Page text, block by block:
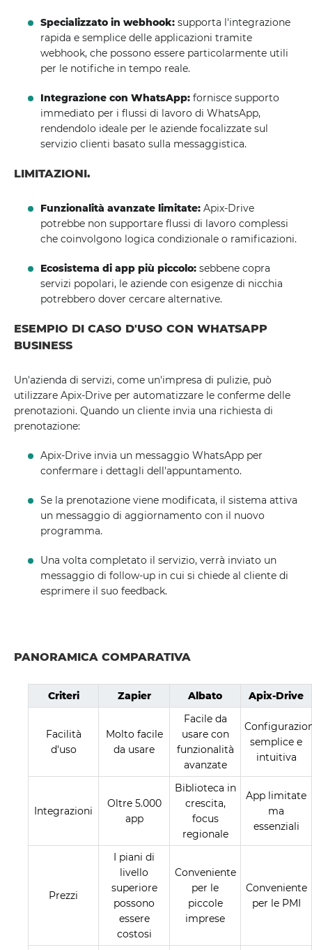
Specializzato in webhook: supporta l'integrazione
rapida e semplice delle applicazioni tramite
webhook, che possono essere particolarmente utili
per le notifiche in tempo reale.
Integrazione con WhatsApp: fornisce supporto
immediato per i flussi di lavoro di WhatsApp,
rendendolo ideale per le aziende focalizzate sul
servizio clienti basato sulla messaggistica.
LIMITAZIONI.
Funzionalità avanzate limitate: Apix-Drive
potrebbe non supportare flussi di lavoro complessi
che coinvolgono logica condizionale o ramificazioni.
Ecosistema di app più piccolo: sebbene copra
servizi popolari, le aziende con esigenze di nicchia
potrebbero dover cercare alternative.
ESEMPIO DI CASO D'USO CON WHATSAPP
BUSINESS
Un'azienda di servizi, come un'impresa di pulizie, può
utilizzare Apix-Drive per automatizzare le conferme delle
prenotazioni. Quando un cliente invia una richiesta di
prenotazione:
Apix-Drive invia un messaggio WhatsApp per
confermare i dettagli dell'appuntamento.
Se la prenotazione viene modificata, il sistema attiva
un messaggio di aggiornamento con il nuovo
programma.
Una volta completato il servizio, verrà inviato un
messaggio di follow-up in cui si chiede al cliente di
esprimere il suo feedback.
PANORAMICA COMPARATIVA
Criteri Zapier Albato Apix-Drive
Facilità
d'uso
Molto facile
da usare
Facile da
usare con
funzionalità
avanzate
semplice e
intuitiva
Integrazioni
Oltre 5.000
app
Biblioteca in
crescita,
focus
regionale
App limitate
ma
essenziali
Prezzi
I piani di
livello
superiore
possono
essere
costosi
Conveniente
per le
piccole
imprese
Conveniente
per le PMI